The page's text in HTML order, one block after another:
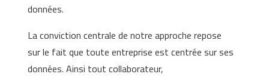
données.
La conviction centrale de notre approche repose
sur le fait que toute entreprise est centrée sur ses
données. Ainsi tout collaborateur,